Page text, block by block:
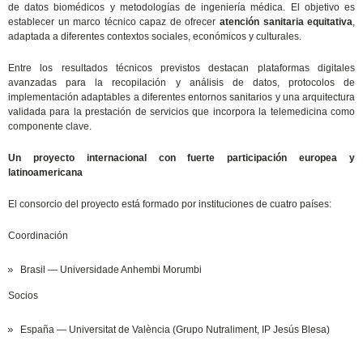
de datos biomédicos y metodologías de ingeniería médica. El objetivo es
establecer un marco técnico capaz de ofrecer atención sanitaria equitativa,
adaptada a diferentes contextos sociales, económicos y culturales.
Entre los resultados técnicos previstos destacan plataformas digitales
avanzadas para la recopilación y análisis de datos, protocolos de
implementación adaptables a diferentes entornos sanitarios y una arquitectura
validada para la prestación de servicios que incorpora la telemedicina como
componente clave.
Un proyecto internacional con fuerte participación europea y
latinoamericana
El consorcio del proyecto está formado por instituciones de cuatro países:
Coordinación
Brasil — Universidade Anhembi Morumbi
Socios
España — Universitat de València (Grupo Nutraliment, IP Jesús Blesa)